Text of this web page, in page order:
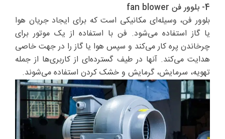
4- بلوور فن fan blower
بلوور فن، وسیله‌ای مکانیکی است که برای ایجاد جریان هوا
یا گاز استفاده می‌شود. فن با استفاده از یک موتور برای
چرخاندن پره کار می‌کند و سپس هوا یا گاز را در جهت خاصی
هدایت می‌کند. آنها در طیف گسترده‌ای از کاربری‌ها از جمله
تهویه، سرمایش، گرمایش و خشک کردن استفاده می‌شوند.